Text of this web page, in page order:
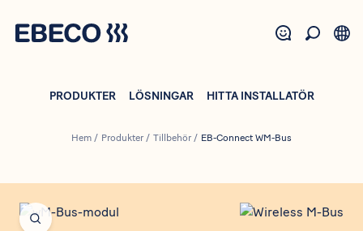
huvudinnehåll
PRODUKTER LÖSNINGAR HITTA INSTALLATÖR
Hem / Produkter / Tillbehör / EB-Connect WM-Bus
Open fullscreen